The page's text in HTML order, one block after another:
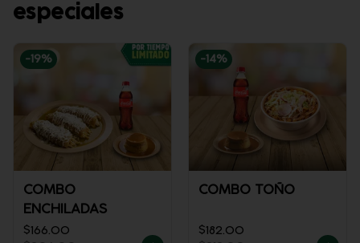
especiales
-19%
COMBO
ENCHILADAS
$166.00
-14%
COMBO TOÑO
$182.00